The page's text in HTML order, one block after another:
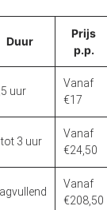
Duur
Prijs
p.p.
uur
Vanaf
€17
3 uur
Vanaf
€24,50
Vanaf
€208,50